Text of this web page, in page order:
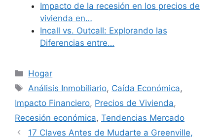
Impacto de la recesión en los precios de
vivienda en…
Incall vs. Outcall: Explorando las
Diferencias entre…
Categories
Hogar
Tags
Análisis Inmobiliario, Caída Económica,
Impacto Financiero, Precios de Vivienda,
Recesión económica, Tendencias Mercado
17 Claves Antes de Mudarte a Greenville,